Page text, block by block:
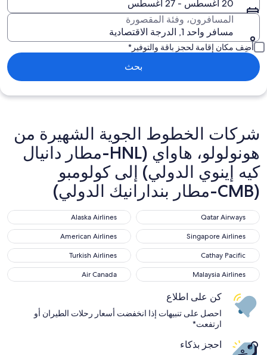
20 أغسطس - 27 أغسطس
المسافرون، وفئة المقصورة
مسافر واحد 1, الدرجة الاقتصادية
أضِف مكان إقامة لحجز باقة والتوفير*
بحث
شركات الخطوط الجوية الشهيرة من
هونولولو، هاواي (HNL-مطار دانيال
كيه إينوي الدولي) إلى كولومبو
(CMB-مطار بندارانيك الدولي)
Qatar Airways
Qatar Airways
Alaska Airlines
Alaska Airlines
Singapore Airlines
Singapore Airlines
American Airlines
American Airlines
Cathay Pacific
Cathay Pacific
Turkish Airlines
Turkish Airlines
Malaysia Airlines
Malaysia Airlines
Air Canada
Air Canada
كن على اطلاع
احصل على تنبيهات إذا انخفضت أسعار رحلات الطيران أو
ارتفعت*
احجز بذكاء